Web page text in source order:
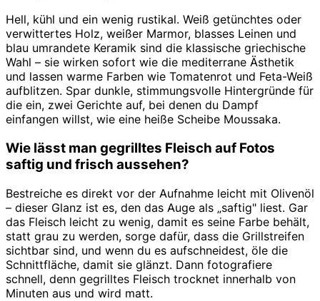
Hell, kühl und ein wenig rustikal. Weiß getünchtes oder
verwittertes Holz, weißer Marmor, blasses Leinen und
blau umrandete Keramik sind die klassische griechische
Wahl – sie wirken sofort wie die mediterrane Ästhetik
und lassen warme Farben wie Tomatenrot und Feta-Weiß
aufblitzen. Spar dunkle, stimmungsvolle Hintergründe für
die ein, zwei Gerichte auf, bei denen du Dampf
einfangen willst, wie eine heiße Scheibe Moussaka.
Wie lässt man gegrilltes Fleisch auf Fotos
saftig und frisch aussehen?
Bestreiche es direkt vor der Aufnahme leicht mit Olivenöl
– dieser Glanz ist es, den das Auge als „saftig" liest. Gar
das Fleisch leicht zu wenig, damit es seine Farbe behält,
statt grau zu werden, sorge dafür, dass die Grillstreifen
sichtbar sind, und wenn du es aufschneidest, öle die
Schnittfläche, damit sie glänzt. Dann fotografiere
schnell, denn gegrilltes Fleisch trocknet innerhalb von
Minuten aus und wird matt.